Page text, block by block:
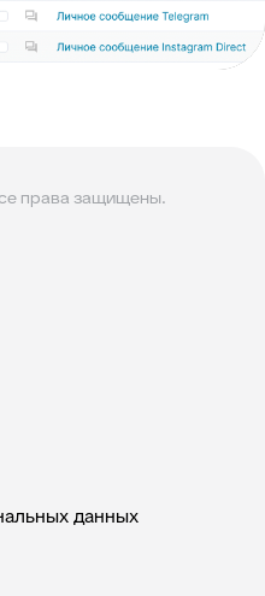
права защищены.
данных